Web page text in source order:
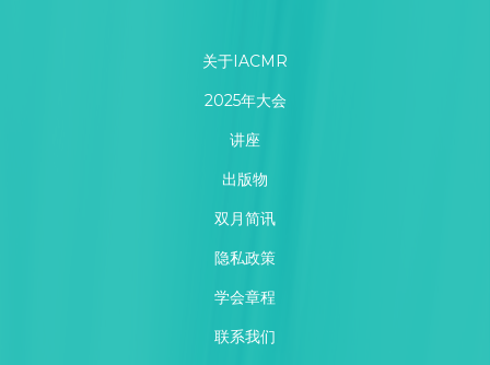
关于IACMR
2025年大会
讲座
出版物
双月简讯
隐私政策
学会章程
联系我们